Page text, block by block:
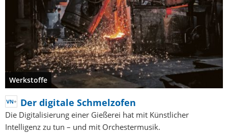
Werkstoffe
Der digitale Schmelzofen
Die Digitalisierung einer Gießerei hat mit Künstlicher
Intelligenz zu tun – und mit Orchestermusik.